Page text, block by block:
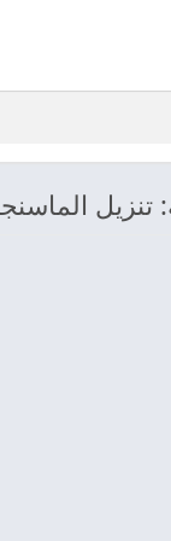
تنزيل